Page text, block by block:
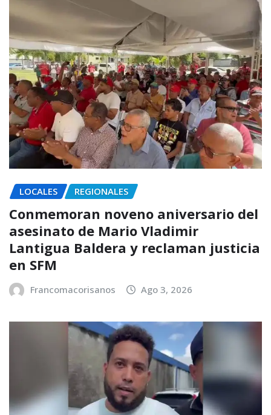
LOCALES REGIONALES
Conmemoran noveno aniversario del
asesinato de Mario Vladimir
Lantigua Baldera y reclaman justicia
en SFM
Francomacorisanos Ago 3, 2026